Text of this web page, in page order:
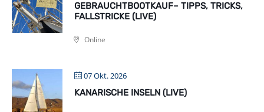
GEBRAUCHTBOOTKAUF– TIPPS, TRICKS,
FALLSTRICKE (LIVE)
Online
07 Okt. 2026
KANARISCHE INSELN (LIVE)